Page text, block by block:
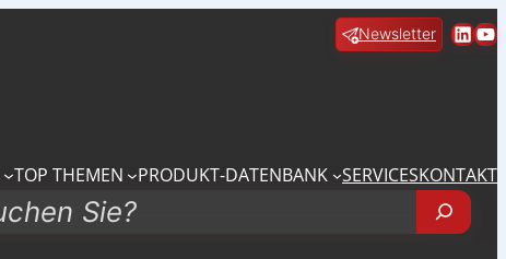
Newsletter
TOP THEMEN PRODUKT-DATENBANK SERVICESKONTAKT